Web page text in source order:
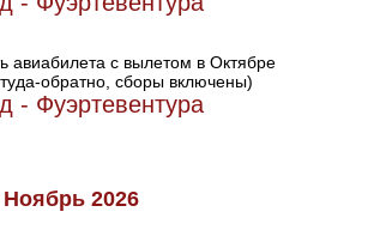
авиабилета с вылетом в Октябре
обратно, сборы включены)
- Фуэртевентура
2026